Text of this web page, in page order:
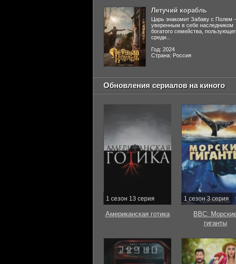
Летучий корабль
Царь знакомит Забаву с Полем
уверенным в себе наследником
богатого семейства,
среди...
Год: 2024
Страна: Россия
Обновления сериалов на киного
1 сезон 13 серия
Американская готика
1 сезон 3 серия
BBC:
гиганты